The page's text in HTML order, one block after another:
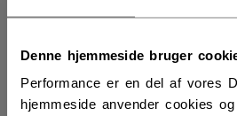
Denne hjemmeside bruger
Performance er en del af vores
hjemmeside anvender cookies
LÆG I KURV